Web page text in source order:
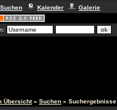
Suchen Kalender Galerie
Übersicht» Suchen » Suchergebnisse